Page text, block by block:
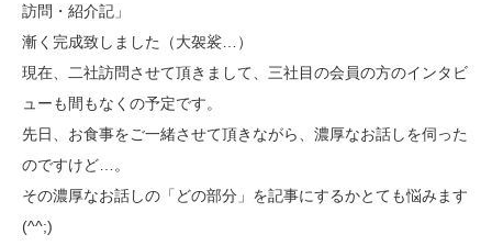
訪問・紹介記」
漸く完成致しました（大袈裟…）
現在、二社訪問させて頂きまして、三社目の会員の方のインタビ
ューも間もなくの予定です。
先日、お食事をご一緒させて頂きながら、濃厚なお話しを伺った
のですけど…。
その濃厚なお話しの「どの部分」を記事にするかとても悩みます
(^^;)